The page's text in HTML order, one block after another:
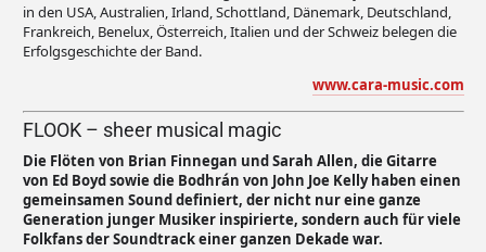
in den USA, Australien, Irland, Schottland, Dänemark, Deutschland,
Frankreich, Benelux, Österreich, Italien und der Schweiz belegen die
Erfolgsgeschichte der Band.
www.cara-music.com
FLOOK – sheer musical magic
Die Flöten von Brian Finnegan und Sarah Allen, die Gitarre
von Ed Boyd sowie die Bodhrán von John Joe Kelly haben einen
gemeinsamen Sound definiert, der nicht nur eine ganze
Generation junger Musiker inspirierte, sondern auch für viele
Folkfans der Soundtrack einer ganzen Dekade war.